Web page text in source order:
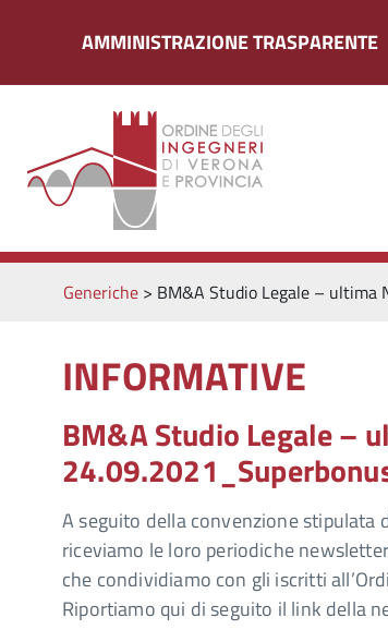
AMMINISTRAZIONE TRASPARENTE
Generiche> BM&A Studio Legale – ultima
INFORMATIVE
BM&A Studio Legale –
A seguito della convenzione stipulata
riceviamo le loro periodiche
che condividiamo con gli iscritti
Riportiamo qui di seguito il link della